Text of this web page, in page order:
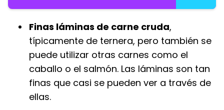
Finas láminas de carne cruda,
típicamente de ternera, pero también se
puede utilizar otras carnes como el
caballo o el salmón. Las láminas son tan
finas que casi se pueden ver a través de
ellas.